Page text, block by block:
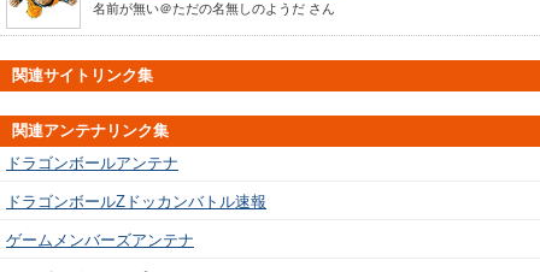
名前が無い＠ただの名無しのようだ さん
関連サイトリンク集
関連アンテナリンク集
ドラゴンボールアンテナ
ドラゴンボールZドッカンバトル速報
ゲームメンバーズアンテナ